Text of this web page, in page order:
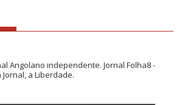
Angolano independente.Jornal Folha8 -
a Liberdade.